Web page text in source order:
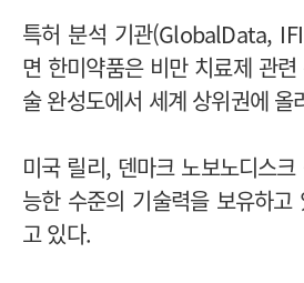
특허 분석 기관(GlobalData,
면 한미약품은 비만 치료제 관
술 완성도에서 세계 상위권에 올
미국 릴리, 덴마크 노보노디스
능한 수준의 기술력을 보유하
고 있다.